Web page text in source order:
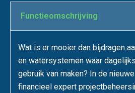
Functie­omschrijving
Wat is er mooier dan bijdragen
en watersystemen waar
gebruik van maken? In de
financieel expert